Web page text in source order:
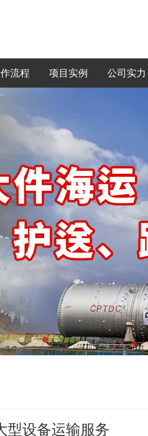
流程 项目实例 公司实力
型设备运输服务